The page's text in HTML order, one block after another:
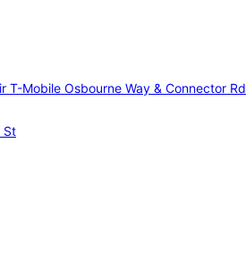
T-Mobile Osbourne Way & Connector Rd
St